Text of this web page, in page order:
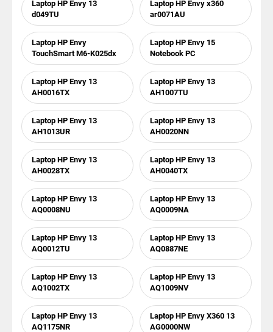
Laptop HP Envy 13
d049TU
Laptop HP Envy x360
ar0071AU
Laptop HP Envy
TouchSmart M6-K025dx
Laptop HP Envy 15
Notebook PC
Laptop HP Envy 13
AH0016TX
Laptop HP Envy 13
AH1007TU
Laptop HP Envy 13
AH1013UR
Laptop HP Envy 13
AH0020NN
Laptop HP Envy 13
AH0028TX
Laptop HP Envy 13
AH0040TX
Laptop HP Envy 13
AQ0008NU
Laptop HP Envy 13
AQ0009NA
Laptop HP Envy 13
AQ0012TU
Laptop HP Envy 13
AQ0887NE
Laptop HP Envy 13
AQ1002TX
Laptop HP Envy 13
AQ1009NV
Laptop HP Envy 13
AQ1175NR
Laptop HP Envy X360 13
AG0000NW